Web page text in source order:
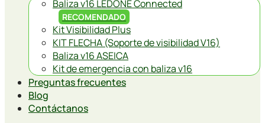
Baliza v16 LEDONE Connected
RECOMENDADO
Kit Visibilidad Plus
KIT FLECHA (Soporte de visibilidad V16)
Baliza v16 ASEICA
Kit de emergencia con baliza v16
Preguntas frecuentes
Blog
Contáctanos